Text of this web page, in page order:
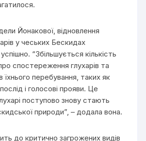
Йонакової, відновлення
у чеських Бескидах
“Збільшується кількість
спостереження глухарів та
їхнього перебування, таких як
і голосові прояви. Це
поступово знову стають
природи”, – додала вона.
до критично загрожених видів